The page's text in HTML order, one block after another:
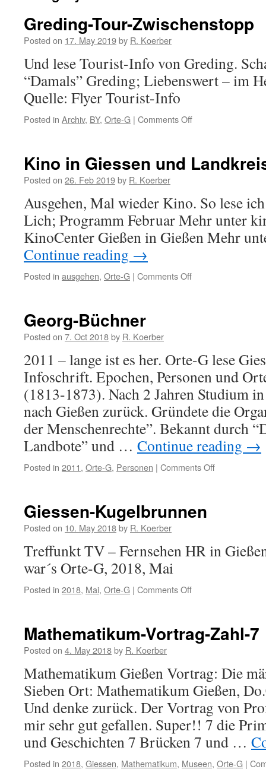
Greding-Tour-Zwischenstopp
Posted on 17. May 2019by R. Koerber
Und lese Tourist-Info von Greding.
“Damals” Greding; Liebenswert – im
Quelle: Flyer Tourist-Info
Posted in Archiv, BY, Orte-G | Comments Off
Zwischenstopp
Kino in Giessen und
Posted on 26. Feb 2019by R. Koerber
Ausgehen, Mal wieder Kino. So lese
Lich; Programm Februar Mehr unter
KinoCenter Gießen in Gießen Mehr
Continue reading →
Posted in ausgehen, Orte-G | Comments Off
Georg-Büchner
Posted on 7. Oct 2018by R. Koerber
2011 – lange ist es her. Orte-G lese
Infoschrift. Epochen, Personen und
(1813-1873). Nach 2 Jahren Studium
nach Gießen zurück. Gründete die
der Menschenrechte”. Bekannt durch
Landbote” und … Continue reading →
Posted in 2011, Orte-G, Personen | Comments Off
Giessen-Kugelbrunnen
Posted on 10. May 2018by R. Koerber
Treffunkt TV – Fernsehen HR in
war´s Orte-G, 2018, Mai
Posted in 2018, Mai, Orte-G | Comments Off
Mathematikum-Vortrag-Zahl-7
Posted on 4. May 2018by R. Koerber
Mathematikum Gießen Vortrag: Die
Sieben Ort: Mathematikum Gießen,
Und denke zurück. Der Vortrag von
mir sehr gut gefallen. Super!! 7 die
und Geschichten 7 Brücken 7 und …
Posted in 2018, Giessen, Mathematikum, Museen, Orte-G |